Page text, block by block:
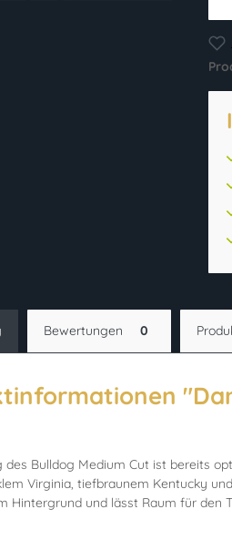
Bewertungen 0
des Bulldog Medium Cut ist bereits
Virginia, tiefbraunem Kentucky
Hintergrund und lässt Raum für den